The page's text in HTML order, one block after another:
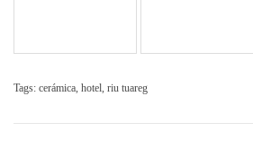
Tags: cerámica hotel riu tuareg